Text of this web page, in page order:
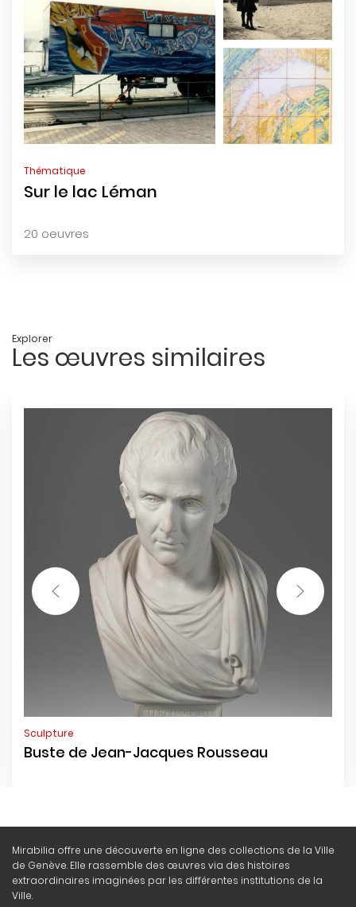
Thématique
Sur le lac Léman
20 oeuvres
Explorer
Les œuvres similaires
Sculpture
Buste de Jean-Jacques Rousseau
Mirabilia offre une découverte en ligne des collections de la Ville
de Genève. Elle rassemble des œuvres via des histoires
extraordinaires imaginées par les différentes institutions de la
Ville.